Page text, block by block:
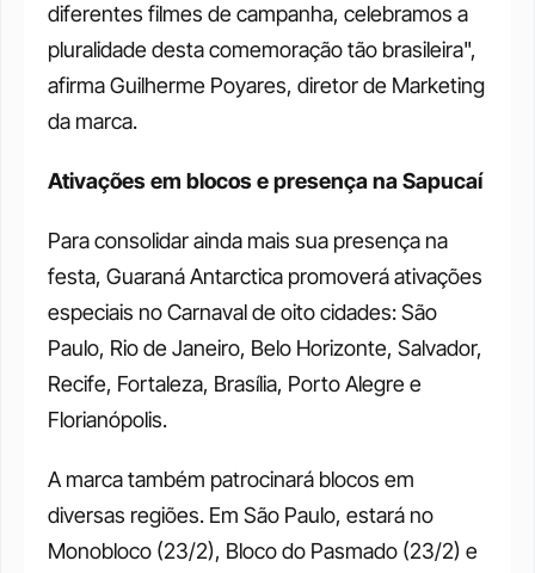
diferentes filmes de campanha, celebramos a
pluralidade desta comemoração tão brasileira",
afirma Guilherme Poyares, diretor de Marketing
da marca.
Ativações em blocos e presença na Sapucaí
Para consolidar ainda mais sua presença na
festa, Guaraná Antarctica promoverá ativações
especiais no Carnaval de oito cidades: São
Paulo, Rio de Janeiro, Belo Horizonte, Salvador,
Recife, Fortaleza, Brasília, Porto Alegre e
Florianópolis.
A marca também patrocinará blocos em
diversas regiões. Em São Paulo, estará no
Monobloco (23/2), Bloco do Pasmado (23/2) e